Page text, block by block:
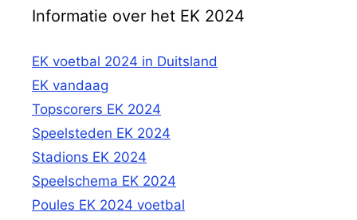
Informatie over het EK 2024
EK voetbal 2024 in Duitsland
EK vandaag
Topscorers EK 2024
Speelsteden EK 2024
Stadions EK 2024
Speelschema EK 2024
Poules EK 2024 voetbal